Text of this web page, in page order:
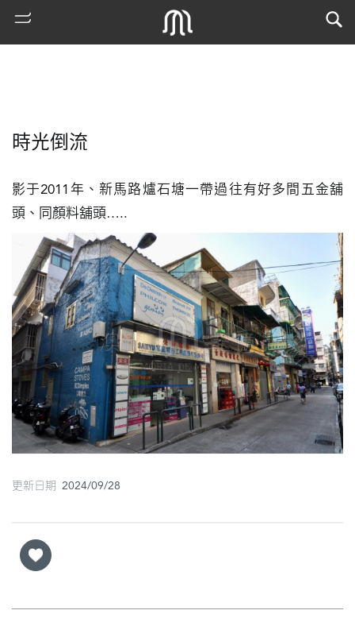
索
古
地
圖
媽
廟
時光倒流
影于2011年、新馬路爐石塘一帶過往有好多間五金舖
頭、同顏料舖頭…..
更新日期 2024/09/28